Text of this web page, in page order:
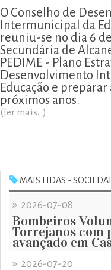
O Conselho de
Intermunicipal da
reuniu-se no dia 6
Secundária de
PEDIME - Plano
Desenvolvimento
Educação e preparar
próximos anos.
(ler mais...)
MAIS LIDAS -
» 2026-07-08
Bombeiros
Torrejanos com
avançado em
» 2026-07-20